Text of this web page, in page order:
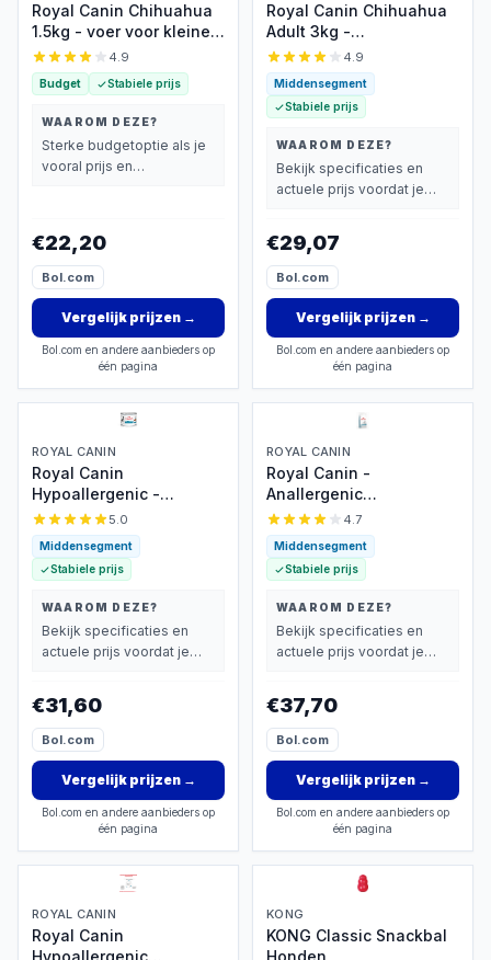
Royal Canin Chihuahua
1.5kg - voer voor kleine
kaakjes
4.9
Budget Stabiele prijs
WAAROM DEZE?
Sterke budgetoptie als je
vooral prijs en
€22,20
Bol.com
Vergelijk prijzen→
Bol.com en andere aanbieders op
één pagina
Royal Canin Chihuahua
Adult 3kg -
Tandsteenreductie
4.9
Middensegment
Stabiele prijs
WAAROM DEZE?
Bekijk specificaties en
actuele prijs voordat je
€29,07
Bol.com
Vergelijk prijzen→
Bol.com en andere aanbieders op
één pagina
ROYAL CANIN
Royal Canin
Hypoallergenic -
Dieetvoer voor
hondallergieën
5.0
Middensegment
Stabiele prijs
WAAROM DEZE?
Bekijk specificaties en
actuele prijs voordat je
€31,60
Bol.com
Vergelijk prijzen→
Bol.com en andere aanbieders op
één pagina
ROYAL CANIN
Royal Canin -
Anallergenic
Hondenvoer
4.7
Middensegment
Stabiele prijs
WAAROM DEZE?
Bekijk specificaties en
actuele prijs voordat je
€37,70
Bol.com
Vergelijk prijzen→
Bol.com en andere aanbieders op
één pagina
ROYAL CANIN
Royal Canin
Hypoallergenic
KONG
KONG Classic Snackbal
Honden